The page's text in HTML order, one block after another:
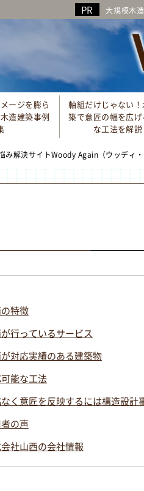
大規模木
ージを膨ら
造建築事例
軸組だけじゃない
築で意匠の幅を広げ
な工法を解説
み解決サイトWoody Again（ウッディ・
特徴
行っているサービス
対応実績のある建築物
能な工法
く意匠を反映するには構造設計
の声
社山西の会社情報